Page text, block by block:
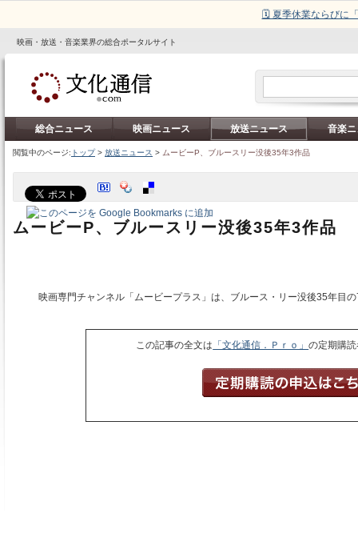
🗓️ 夏季休業ならびに
映画・放送・音楽業界の総合ポータルサイト
総合ニュース 映画ニュース 放送ニュース 音楽
閲覧中のページ: トップ> 放送ニュース > ムービーP、ブルースリー没後35年3作品
ムービーP、ブルースリー没後35年3作品
映画専門チャンネル「ムービープラス」は、ブルース・リー没後35年目
この記事の全文は 「文化通信．Ｐｒｏ」の定期購